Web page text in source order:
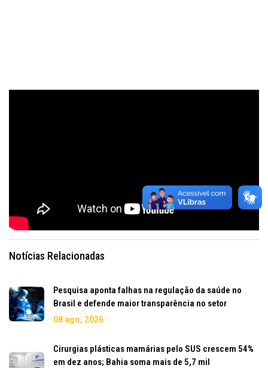
Notícias Relacionadas
Pesquisa aponta falhas na regulação da saúde no
Brasil e defende maior transparência no setor
08 ago, 2026
Cirurgias plásticas mamárias pelo SUS crescem 54%
em dez anos; Bahia soma mais de 5,7 mil